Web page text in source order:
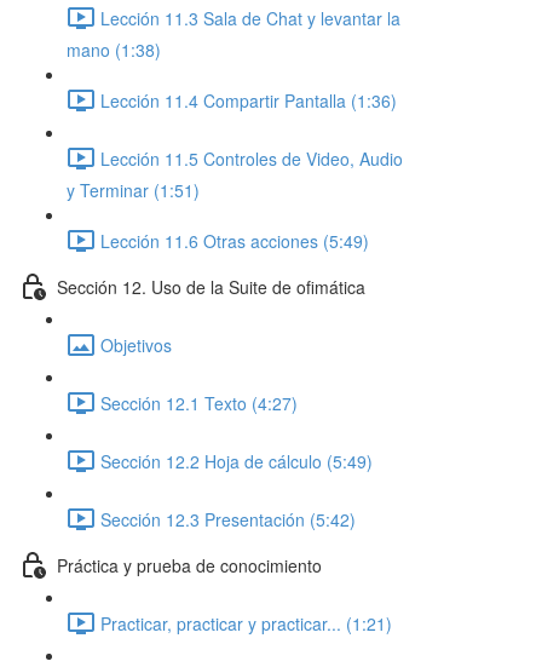
Lección 11.3 Sala de Chat y levantar la
mano (1:38)
Lección 11.4 Compartir Pantalla (1:36)
Lección 11.5 Controles de Video, Audio
y Terminar (1:51)
Lección 11.6 Otras acciones (5:49)
Sección 12. Uso de la Suite de ofimática
Objetivos
Sección 12.1 Texto (4:27)
Sección 12.2 Hoja de cálculo (5:49)
Sección 12.3 Presentación (5:42)
Práctica y prueba de conocimiento
Practicar, practicar y practicar... (1:21)